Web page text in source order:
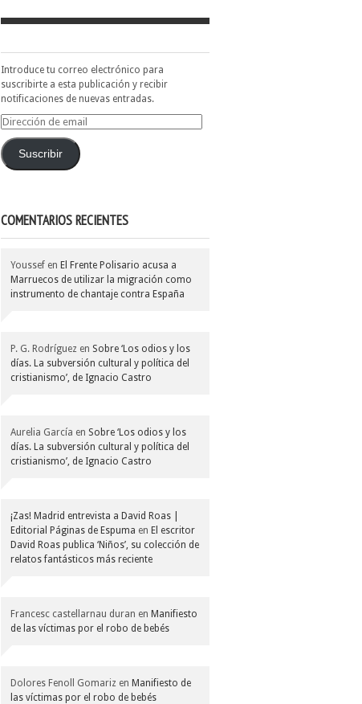
Introduce tu correo electrónico para
suscribirte a esta publicación y recibir
notificaciones de nuevas entradas.
Dirección
emailSuscribir
COMENTARIOS RECIENTES
Youssef en El Frente Polisario acusa a
Marruecos de utilizar la migración como
instrumento de chantaje contra España
P. G. Rodríguez en Sobre ‘Los odios y los
días. La subversión cultural y política del
cristianismo’, de Ignacio Castro
Aurelia García en Sobre ‘Los odios y los
días. La subversión cultural y política del
cristianismo’, de Ignacio Castro
¡Zas! Madrid entrevista a David Roas |
Editorial Páginas de Espuma en El escritor
David Roas publica ‘Niños’, su colección de
relatos fantásticos más reciente
Francesc castellarnau duran en Manifiesto
de las víctimas por el robo de bebés
Dolores Fenoll Gomariz en Manifiesto de
las víctimas por el robo de bebés